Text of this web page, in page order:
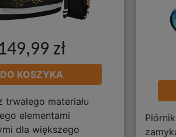
149,99 zł
DO KOSZYKA
trwałego materiału
elementami
dla większego